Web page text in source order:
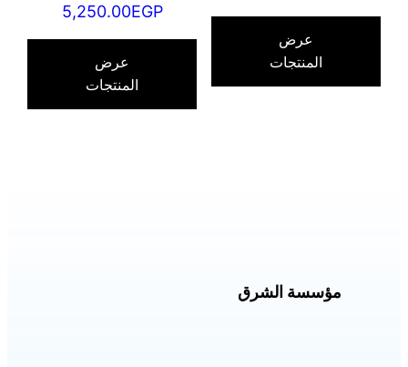
السعر:
خلال
عرض
المنتجات
5,250.00EGP
السعر:
خلال
عرض
المنتجات
مؤسسة الشرق